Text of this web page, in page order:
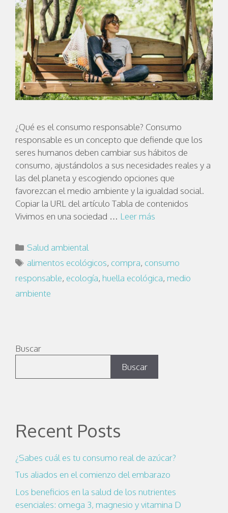
¿Qué es el consumo responsable? Consumo
responsable es un concepto que defiende que los
seres humanos deben cambiar sus hábitos de
consumo, ajustándolos a sus necesidades reales y a
las del planeta y escogiendo opciones que
favorezcan el medio ambiente y la igualdad social.
Copiar la URL del artículo Tabla de contenidos
Vivimos en una sociedad … Leer más
Salud ambiental
alimentos ecológicos, compra, consumo
responsable, ecología, huella ecológica, medio
ambiente
Buscar
Buscar
Recent Posts
¿Sabes cuál es tu consumo real de azúcar?
Tus aliados en el comienzo del embarazo
Los beneficios en la salud de los nutrientes
esenciales: omega 3, magnesio y vitamina D